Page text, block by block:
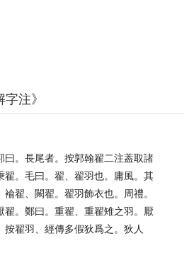
注》
曰。長尾者。按郭翰翟二注葢取諸
翟。毛曰。翟、翟羽也。庸風。其
翟、闕翟。翟羽飾衣也。周禮。
翟。鄭曰。重翟、重翟雉之羽。厭
按翟羽、經傳多假狄爲之。狄人